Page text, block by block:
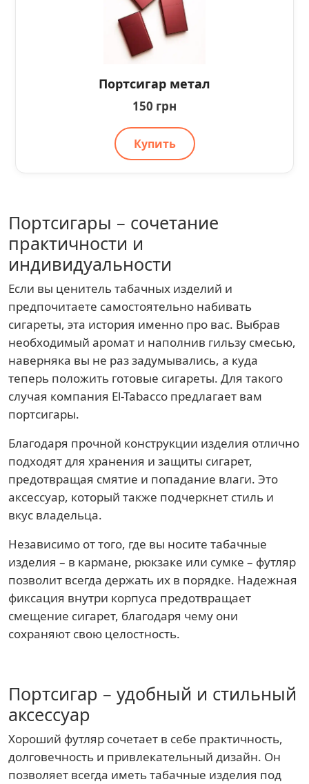
Портсигар метал
150 грн
Купить
Портсигары – сочетание
практичности и
индивидуальности
Если вы ценитель табачных изделий и
предпочитаете самостоятельно набивать
сигареты, эта история именно про вас. Выбрав
необходимый аромат и наполнив гильзу смесью,
наверняка вы не раз задумывались, а куда
теперь положить готовые сигареты. Для такого
случая компания El-Tabacco предлагает вам
портсигары.
Благодаря прочной конструкции изделия отлично
подходят для хранения и защиты сигарет,
предотвращая смятие и попадание влаги. Это
аксессуар, который также подчеркнет стиль и
вкус владельца.
Независимо от того, где вы носите табачные
изделия – в кармане, рюкзаке или сумке – футляр
позволит всегда держать их в порядке. Надежная
фиксация внутри корпуса предотвращает
смещение сигарет, благодаря чему они
сохраняют свою целостность.
Портсигар – удобный и стильный
аксессуар
Хороший футляр сочетает в себе практичность,
долговечность и привлекательный дизайн. Он
позволяет всегда иметь табачные изделия под